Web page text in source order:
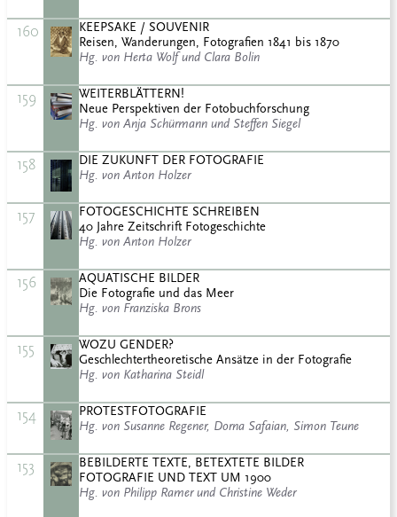
160
KEEPSAKE / SOUVENIR
Reisen, Wanderungen, Fotografien 1841 bis 1870
Hg. von Herta Wolf und Clara Bolin
159
WEITERBLÄTTERN!
Neue Perspektiven der Fotobuchforschung
Hg. von Anja Schürmann und Steffen Siegel
158
DIE ZUKUNFT DER FOTOGRAFIE
Hg. von Anton Holzer
157
FOTOGESCHICHTE SCHREIBEN
40 Jahre Zeitschrift Fotogeschichte
Hg. von Anton Holzer
156
AQUATISCHE BILDER
Die Fotografie und das Meer
Hg. von Franziska Brons
155
WOZU GENDER?
Geschlechtertheoretische Ansätze in der Fotografie
Hg. von Katharina Steidl
154
PROTESTFOTOGRAFIE
Hg. von Susanne Regener, Dorna Safaian, Simon Teune
153
BEBILDERTE TEXTE, BETEXTETE BILDER
FOTOGRAFIE UND TEXT UM 1900
Hg. von Philipp Ramer und Christine Weder